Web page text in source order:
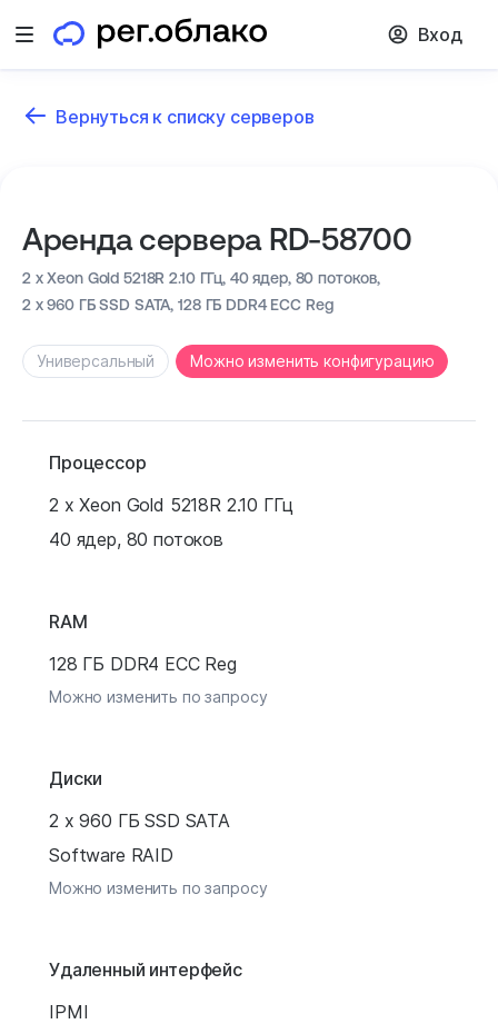
Открыть меню Вход
Вернуться к списку серверов
Аренда сервера RD-58700
2 x Xeon Gold 5218R 2.10 ГГц, 40 ядер, 80 потоков,
2 x 960 ГБ SSD SATA, 128 ГБ DDR4 ECC Reg
Универсальный Можно изменить конфигурацию
Процессор
2 x Xeon Gold 5218R 2.10 ГГц
40 ядер, 80 потоков
RAM
128 ГБ DDR4 ECC Reg
Можно изменить по запросу
Диски
2 x 960 ГБ SSD SATA
Software RAID
Можно изменить по запросу
Удаленный интерфейс
IPMI